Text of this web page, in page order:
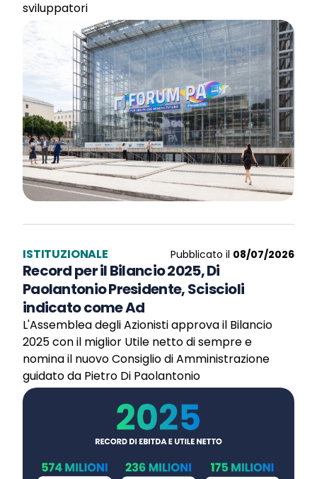
sviluppatori
ISTITUZIONALE Pubblicato il 08/07/2026
Record per il Bilancio 2025, Di
Paolantonio Presidente, Sciscioli
indicato come Ad
L'Assemblea degli Azionisti approva il Bilancio
2025 con il miglior Utile netto di sempre e
nomina il nuovo Consiglio di Amministrazione
guidato da Pietro Di Paolantonio